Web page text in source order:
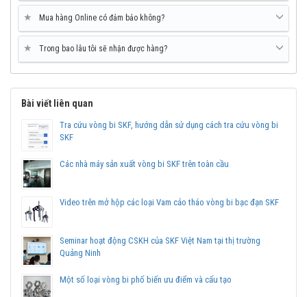
Chuyên phân phối các sản phẩm SKF chính hãng, giá cạnh
tranh, Giao hàng toàn quốc.
Liên hệ vớiVòng bi Ngọc Anhđể có báo giá tốt nhất vòng
bi SKF 3304 A chính hãng.
★ Mua hàng Online có đảm bảo không?
★ Trong bao lâu tôi sẽ nhận được hàng?
Bài viết liên quan
Tra cứu vòng bi SKF, hướng dẫn sử dụng cách tra cứu vòng bi
SKF
Các nhà máy sản xuất vòng bi SKF trên toàn cầu
Video trên mở hộp các loại Vam cảo tháo vòng bi bạc đạn SKF
Seminar hoạt động CSKH của SKF Việt Nam tại thị trường
Quảng Ninh
Một số loại vòng bi phố biến ưu điểm và cấu tạo